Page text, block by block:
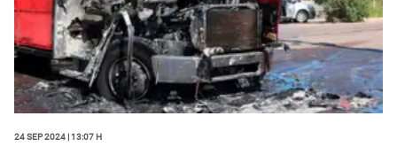
24 Sep 2024 | 13:07 h